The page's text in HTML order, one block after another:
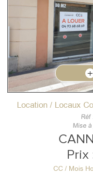
Location / Locaux
Réf
Mise à
Prix
CC / Mois